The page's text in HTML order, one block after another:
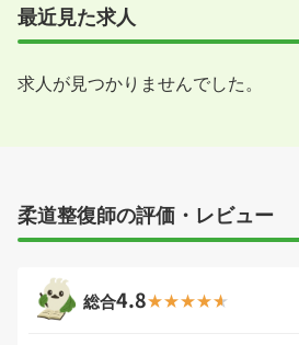
最近見た求人
求人が見つかりませんでした。
柔道整復師の評価・レビュー
総合4.8